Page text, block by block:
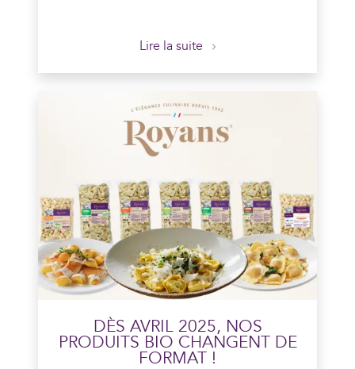
Lire la suite
En savoir plus
DÈS AVRIL 2025, NOS
PRODUITS BIO CHANGENT DE
FORMAT !